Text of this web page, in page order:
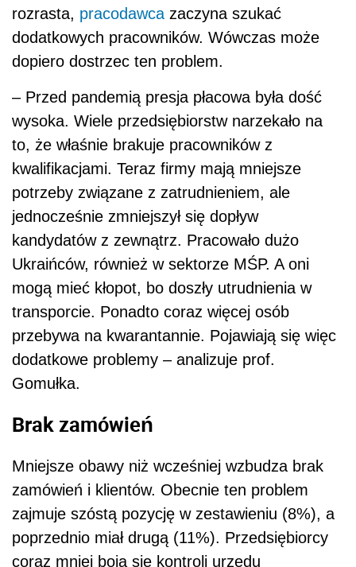
rozrasta, pracodawca zaczyna szukać
dodatkowych pracowników. Wówczas może
dopiero dostrzec ten problem.
– Przed pandemią presja płacowa była dość
wysoka. Wiele przedsiębiorstw narzekało na
to, że właśnie brakuje pracowników z
kwalifikacjami. Teraz firmy mają mniejsze
potrzeby związane z zatrudnieniem, ale
jednocześnie zmniejszył się dopływ
kandydatów z zewnątrz. Pracowało dużo
Ukraińców, również w sektorze MŚP. A oni
mogą mieć kłopot, bo doszły utrudnienia w
transporcie. Ponadto coraz więcej osób
przebywa na kwarantannie. Pojawiają się więc
dodatkowe problemy – analizuje prof.
Gomułka.
Brak zamówień
Mniejsze obawy niż wcześniej wzbudza brak
zamówień i klientów. Obecnie ten problem
zajmuje szóstą pozycję w zestawieniu (8%), a
poprzednio miał drugą (11%). Przedsiębiorcy
coraz mniej boją się kontroli urzędu